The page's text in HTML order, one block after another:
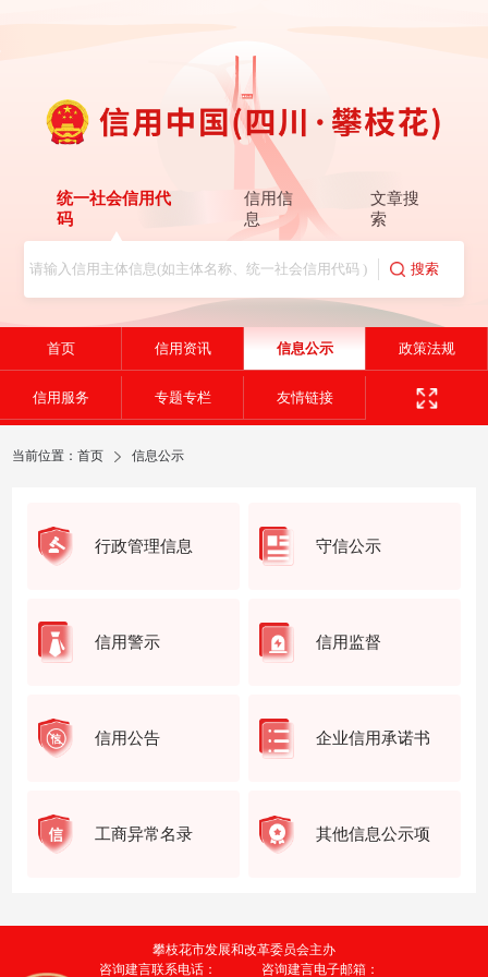
统一社会信用代
码
信用信
息
文章搜
索
首页 信用资讯 信息公示 政策法规
信用服务 专题专栏 友情链接
当前位置：首页 信息公示
行政管理信息 守信公示
信用警示 信用监督
信用公告 企业信用承诺书
工商异常名录 其他信息公示项
攀枝花市发展和改革委员会主办
咨询建言联系电话：
咨询建言电子邮箱：